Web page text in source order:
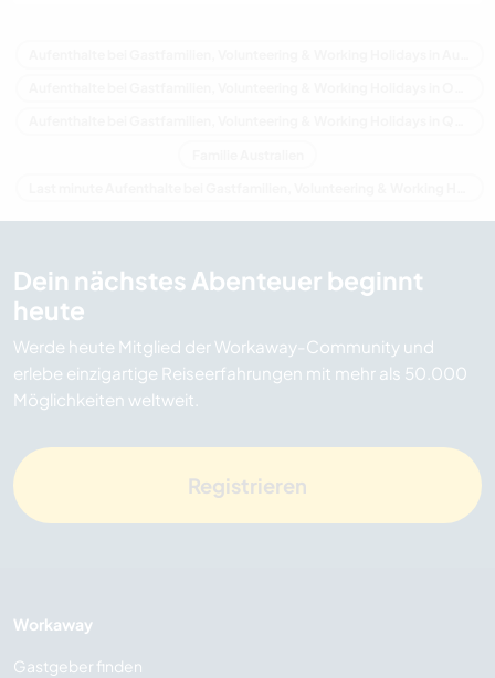
Dein nächstes Abenteuer beginnt
heute
Werde heute Mitglied der Workaway-Community und
erlebe einzigartige Reiseerfahrungen mit mehr als 50.000
Möglichkeiten weltweit.
Registrieren
Workaway
Gastgeber finden